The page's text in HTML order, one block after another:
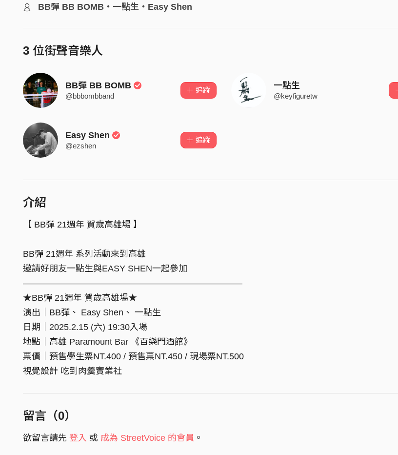
BB彈 BB BOMB・一點生・Easy Shen
3 位街聲音樂人
BB彈 BB BOMB
@bbbombband
＋ 追蹤 一點生
@keyfiguretw
Easy Shen
@ezshen
＋ 追蹤
介紹
【 BB彈 21週年 賀歲高雄場 】
BB彈 21週年 系列活動來到高雄
邀請好朋友一點生與EASY SHEN一起參加
—————————————————————————
★BB彈 21週年 賀歲高雄場★
演出｜BB彈、 Easy Shen、 一點生
日期｜2025.2.15 (六) 19:30入場
地點｜高雄 Paramount Bar 《百樂門酒館》
票價｜預售學生票NT.400 / 預售票NT.450 / 現場票NT.500
視覺設計 吃到肉羹實業社
留言（0）
欲留言請先 登入 或 成為 StreetVoice 的會員 。